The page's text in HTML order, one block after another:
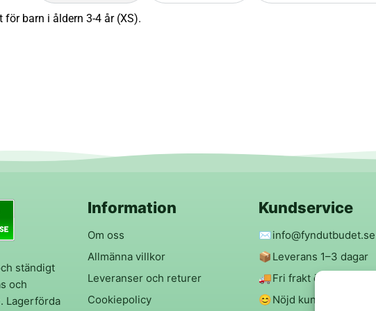
barn i åldern 3-4 år (XS).
ständigt
och
Lagerförda
Information
Om oss
Allmänna villkor
Leveranser och returer
Cookiepolicy
Kundservice
✉️info@fyndutbudet.se
📦 Leverans 1–3 dagar
🚚Fri frakt över 299 kr
😊Nöjd kund-garanti